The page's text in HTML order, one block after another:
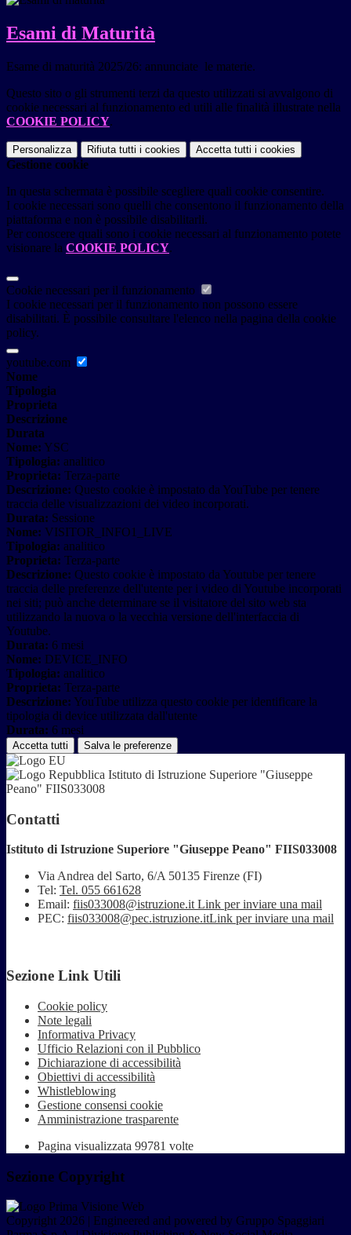
Esami di Maturità
Esame di maturità 2025/26: annunciate le materie.
Questo sito o gli strumenti terzi da questo utilizzati si avvalgono di
cookie necessari al funzionamento ed utili alle finalità illustrate nella
COOKIE POLICY.
Personalizza Rifiuta tutti i cookies Accetta tutti i cookies
Gestione cookie
In questa schermata è possibile scegliere quali cookie consentire.
I cookie necessari sono quelli che consentono il funzionamento della
piattaforma e non è possibile disabilitarli.
Per conoscere quali sono i cookie necessari al funzionamento potete
visionare la COOKIE POLICY.
Cookie necessari per il funzionamento
I cookie necessari per il funzionamento non possono essere
disabilitati. È possibile consultare l'elenco nella pagina della cookie
policy.
youtube.com
Nome
Tipologia
Proprieta
Descrizione
Durata
Nome: YSC
Tipologia: analitico
Proprieta: Terza-parte
Descrizione: Questo cookie è impostato da YouTube per tenere
traccia delle visualizzazioni dei video incorporati.
Durata: Sessione
Nome: VISITOR_INFO1_LIVE
Tipologia: analitico
Proprieta: Terza-parte
Descrizione: Questo cookie è impostato da Youtube per tenere
traccia delle preferenze dell'utente per i video di Youtube incorporati
nei siti; può anche determinare se il visitatore del sito web sta
utilizzando la nuova o la vecchia versione dell'interfaccia di
Youtube.
Durata: 6 mesi
Nome: DEVICE_INFO
Tipologia: analitico
Proprieta: Terza-parte
Descrizione: YouTube utilizza questo cookie per identificare la
tipologia di device utilizzata dall'utente
Durata: 6 mesi
Accetta tutti Salva le preferenze
Istituto di Istruzione Superiore "Giuseppe
Peano" FIIS033008
Contatti
Istituto di Istruzione Superiore "Giuseppe Peano" FIIS033008
Via Andrea del Sarto, 6/A 50135 Firenze (FI)
Tel: Tel. 055 661628
Email: fiis033008@istruzione.it Link per inviare una mail
PEC: fiis033008@pec.istruzione.itLink per inviare una mail
Sezione Link Utili
Cookie policy
Note legali
Informativa Privacy
Ufficio Relazioni con il Pubblico
Dichiarazione di accessibilità
Obiettivi di accessibilità
Whistleblowing
Gestione consensi cookie
Amministrazione trasparente
Pagina visualizzata 99781 volte
Sezione Copyright
Copyright 2026 | Engineered and powered by Gruppo Spaggiari